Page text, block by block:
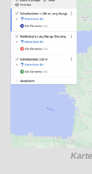
Karte